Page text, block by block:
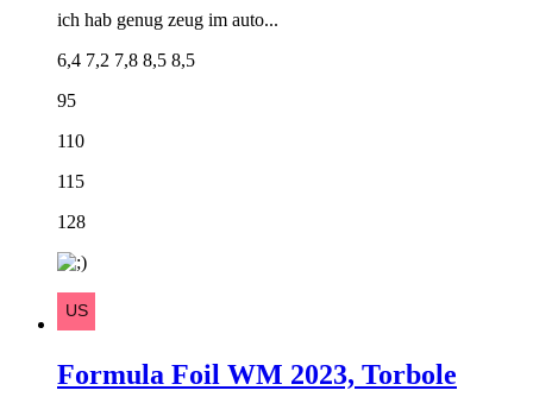
ich hab genug zeug im auto...
6,4 7,2 7,8 8,5 8,5
95
110
115
128
Formula Foil WM 2023, Torbole